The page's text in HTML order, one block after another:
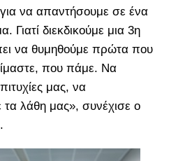
να απαντήσουμε σε ένα
Γιατί διεκδικούμε μια 3η
να θυμηθούμε πρώτα που
που πάμε. Να
μας, να
λάθη μας», συνέχισε ο